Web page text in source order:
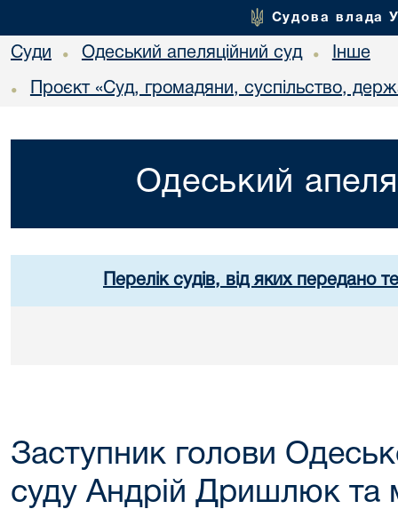
Судова влада
Суди • Одеський апеляційний суд • Інше
• Проєкт «Суд, громадяни, суспільство,
Одеський
Перелік судів, від яких передано
Заступник голови
суду Андрій Дришлюк та